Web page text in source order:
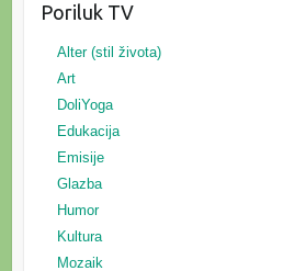
Poriluk TV
Alter (stil života)
Art
DoliYoga
Edukacija
Emisije
Glazba
Humor
Kultura
Mozaik